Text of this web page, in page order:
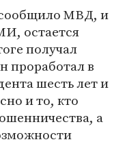
МВД, и
остается
получал
проработал в
шесть лет и
и то, кто
а